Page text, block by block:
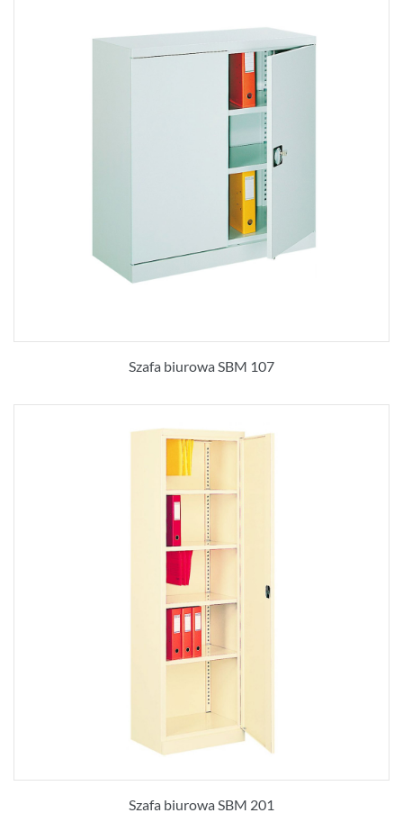
Szafa biurowa SBM 107
Szafa biurowa SBM 201